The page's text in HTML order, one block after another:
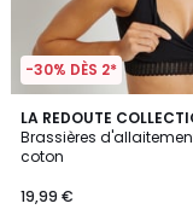
-30% DÈS 2*
LA REDOUTE
Brassières
coton
€.
19,99 €
2,6
/ 5